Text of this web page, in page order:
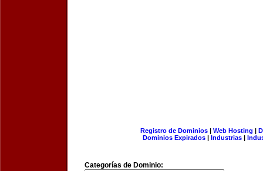
Registro de Dominios| Web Hosting |
Dominios Expirados | Industrias |
Categorías de Dominio: